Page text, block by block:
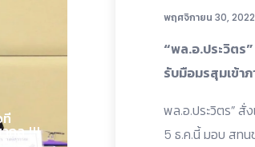
พฤศจิกายน 30, 2022
“พล.อ.ประวิตร
รับมือมรสุมเข้า
พล.อ.ประวิตร” สั่
5 ธ.ค.นี้ มอบ สท
กล !!!